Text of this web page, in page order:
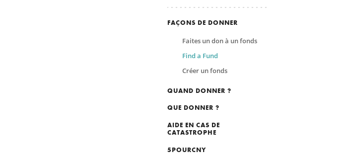
FAÇONS DE DONNER
Faites un don à un fonds
Find a Fund
Créer un fonds
QUAND DONNER ?
QUE DONNER ?
AIDE EN CAS DE
CATASTROPHE
5POURCNY